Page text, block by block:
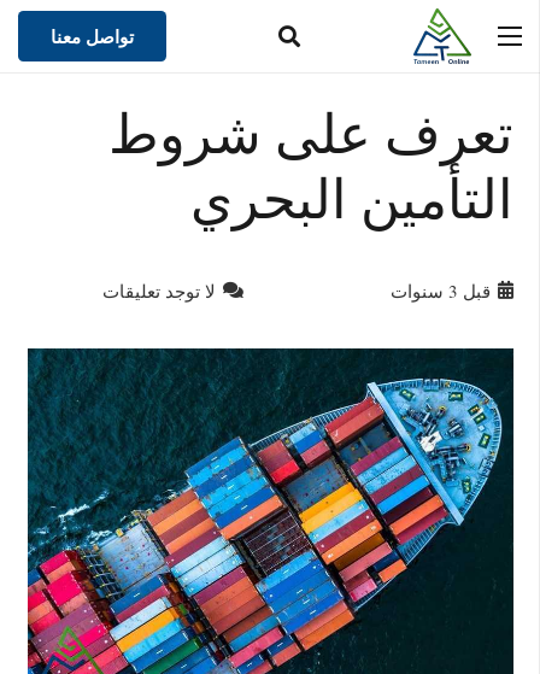
تواصل معنا
تعرف على شروط
التأمين البحري
قبل 3 سنوات لا توجد تعليقات